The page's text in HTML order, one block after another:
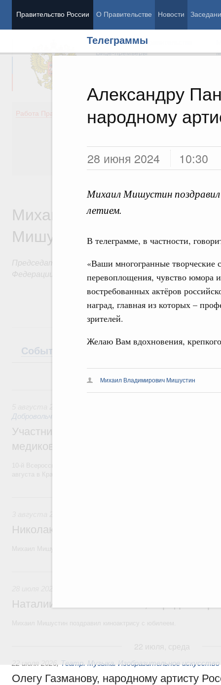
Правительство России О Правительстве Новости
Телеграммы
Александру
народному
28 июня 2024 10:30
Михаил Мишустин
летием.
В телеграмме, в частности,
«Ваши многогранные творческие
перевоплощения, чувство юмора
востребованных актёров
наград, главная из которых –
зрителей.
Желаю Вам вдохновения,
Михаил Владимирович Мишустин
Председатель Правительства
Вице-премьеры
Работа Правительства
Демография
Здоровье
Общество
Государство
Михаил Владимирович
Мишустин
Председатель Правительства Российской
Федерации
События
5 августа, среда
Добровольчество и волонтёрство. Благотворительность
Участникам и гостям Всероссийского
медиков и медицинской молодёжи
Николаю Бурляеву, народному артисту
Наталии Белохвостиковой, народной
22 июля 2026, Театр. Музыка. Изобразительное искусство
Олегу Газманову, народному артисту